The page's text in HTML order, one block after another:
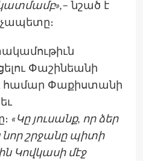
– նշած է
Փաշինեանի
համար Փաքիստանի
«Կը յուսանք, որ ձեր
շրջանը պիտի
Կովկասի մէջ